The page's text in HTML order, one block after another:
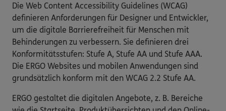
Die Web Content Accessibility Guidelines (WCAG)
definieren Anforderungen für Designer und Entwickler,
um die digitale Barrierefreiheit für Menschen mit
Behinderungen zu verbessern. Sie definieren drei
Konformitätsstufen: Stufe A, Stufe AA und Stufe AAA.
Die ERGO Websites und mobilen Anwendungen sind
grundsätzlich konform mit den WCAG 2.2 Stufe AA.
ERGO gestaltet die digitalen Angebote, z. B. Bereiche